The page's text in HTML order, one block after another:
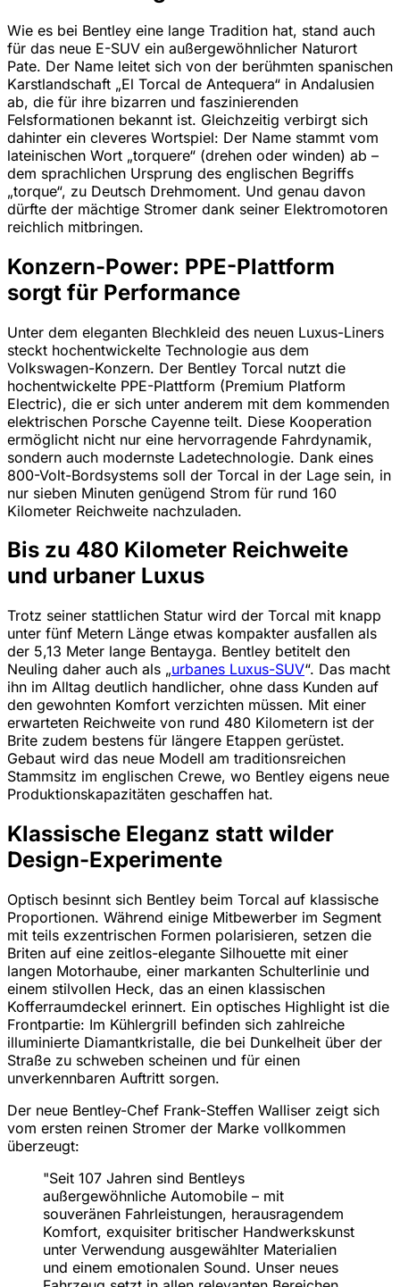
Wie es bei Bentley eine lange Tradition hat, stand auch
für das neue E-SUV ein außergewöhnlicher Naturort
Pate. Der Name leitet sich von der berühmten spanischen
Karstlandschaft „El Torcal de Antequera“ in Andalusien
ab, die für ihre bizarren und faszinierenden
Felsformationen bekannt ist. Gleichzeitig verbirgt sich
dahinter ein cleveres Wortspiel: Der Name stammt vom
lateinischen Wort „torquere“ (drehen oder winden) ab –
dem sprachlichen Ursprung des englischen Begriffs
„torque“, zu Deutsch Drehmoment. Und genau davon
dürfte der mächtige Stromer dank seiner Elektromotoren
reichlich mitbringen.
Konzern-Power: PPE-Plattform
sorgt für Performance
Unter dem eleganten Blechkleid des neuen Luxus-Liners
steckt hochentwickelte Technologie aus dem
Volkswagen-Konzern. Der Bentley Torcal nutzt die
hochentwickelte PPE-Plattform (Premium Platform
Electric), die er sich unter anderem mit dem kommenden
elektrischen Porsche Cayenne teilt. Diese Kooperation
ermöglicht nicht nur eine hervorragende Fahrdynamik,
sondern auch modernste Ladetechnologie. Dank eines
800-Volt-Bordsystems soll der Torcal in der Lage sein, in
nur sieben Minuten genügend Strom für rund 160
Kilometer Reichweite nachzuladen.
Bis zu 480 Kilometer Reichweite
und urbaner Luxus
Trotz seiner stattlichen Statur wird der Torcal mit knapp
unter fünf Metern Länge etwas kompakter ausfallen als
der 5,13 Meter lange Bentayga. Bentley betitelt den
Neuling daher auch als „urbanes Luxus-SUV“. Das macht
ihn im Alltag deutlich handlicher, ohne dass Kunden auf
den gewohnten Komfort verzichten müssen. Mit einer
erwarteten Reichweite von rund 480 Kilometern ist der
Brite zudem bestens für längere Etappen gerüstet.
Gebaut wird das neue Modell am traditionsreichen
Stammsitz im englischen Crewe, wo Bentley eigens neue
Produktionskapazitäten geschaffen hat.
Klassische Eleganz statt wilder
Design-Experimente
Optisch besinnt sich Bentley beim Torcal auf klassische
Proportionen. Während einige Mitbewerber im Segment
mit teils exzentrischen Formen polarisieren, setzen die
Briten auf eine zeitlos-elegante Silhouette mit einer
langen Motorhaube, einer markanten Schulterlinie und
einem stilvollen Heck, das an einen klassischen
Kofferraumdeckel erinnert. Ein optisches Highlight ist die
Frontpartie: Im Kühlergrill befinden sich zahlreiche
illuminierte Diamantkristalle, die bei Dunkelheit über der
Straße zu schweben scheinen und für einen
unverkennbaren Auftritt sorgen.
Der neue Bentley-Chef Frank-Steffen Walliser zeigt sich
vom ersten reinen Stromer der Marke vollkommen
überzeugt:
"Seit 107 Jahren sind Bentleys
außergewöhnliche Automobile – mit
souveränen Fahrleistungen, herausragendem
Komfort, exquisiter britischer Handwerkskunst
unter Verwendung ausgewählter Materialien
und einem emotionalen Sound. Unser neues